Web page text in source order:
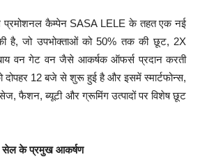
प्रमोशनल कैम्पेन SASA LELE के तहत एक नई
है, जो उपभोक्ताओं को 50% तक की छूट, 2X
वन गेट वन जैसे आकर्षक ऑफर्स प्रदान करती
12 बजे से शुरू हुई है और इसमें स्मार्टफोन्स,
फैशन, ब्यूटी और ग्रूमिंग उत्पादों पर विशेष छूट
के प्रमुख आकर्षण